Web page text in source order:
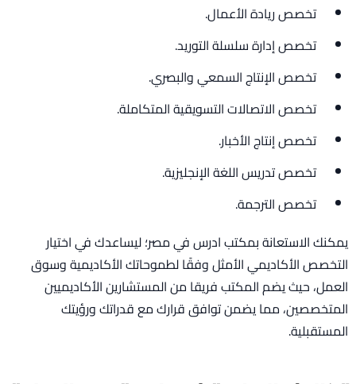
تخصص ريادة الأعمال.
تخصص إدارة سلسلة التوريد.
تخصص الإنتاج السمعي والبصري.
تخصص الاتصالات التسويقية المتكاملة.
تخصص إنتاج الأخبار.
تخصص تدريس اللغة الإنجليزية.
تخصص الترجمة.
يمكنك الاستعانة بمكتب ادرس في مصر؛ ليساعدك في اختيار
التخصص الأكاديمي الأمثل وفقًا لطموحاتك الأكاديمية وسوق
العمل، حيث يضم المكتب فريقا من المستشارين الأكاديميين
المتخصصين، مما يضمن توافق قرارك مع قدراتك ورؤيتك
المستقبلية.